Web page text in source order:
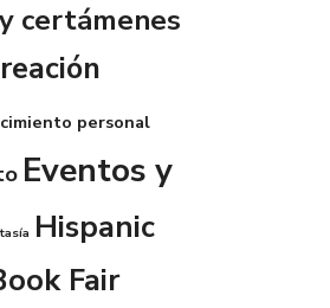
certámenes
personal
Eventos y
Hispanic
Fair